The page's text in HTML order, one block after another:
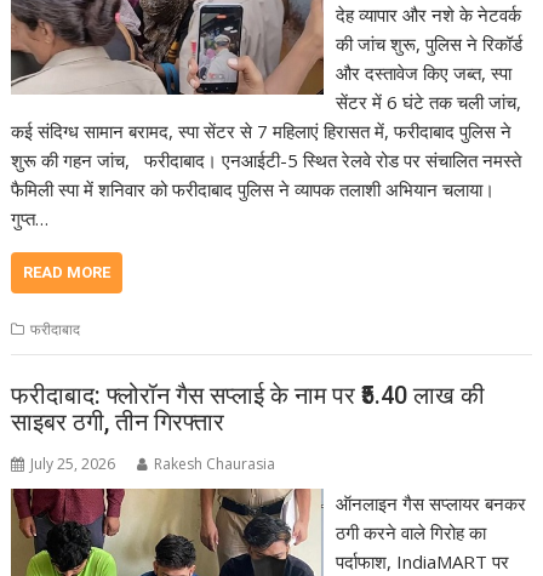
देह व्यापार और नशे के नेटवर्क
की जांच शुरू, पुलिस ने रिकॉर्ड
और दस्तावेज किए जब्त, स्पा
सेंटर में 6 घंटे तक चली जांच,
कई संदिग्ध सामान बरामद, स्पा सेंटर से 7 महिलाएं हिरासत में, फरीदाबाद पुलिस ने
शुरू की गहन जांच, फरीदाबाद। एनआईटी-5 स्थित रेलवे रोड पर संचालित नमस्ते
फैमिली स्पा में शनिवार को फरीदाबाद पुलिस ने व्यापक तलाशी अभियान चलाया।
गुप्त…
READ MORE
फरीदाबाद
फरीदाबाद: फ्लोरॉन गैस सप्लाई के नाम पर ₹5.40 लाख की
साइबर ठगी, तीन गिरफ्तार
July 25, 2026 Rakesh Chaurasia
ऑनलाइन गैस सप्लायर बनकर
ठगी करने वाले गिरोह का
पर्दाफाश, IndiaMART पर